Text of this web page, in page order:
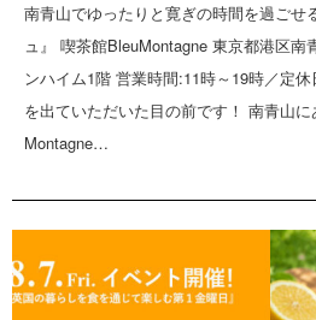
南青山でゆったりと寛ぎの時間を過ごせ
ュ』 喫茶館BleuMontagne 東京都港区南
ンハイム1階 営業時間:11時～19時／定
を出ていただいた目の前です！ 南青山
Montagne…